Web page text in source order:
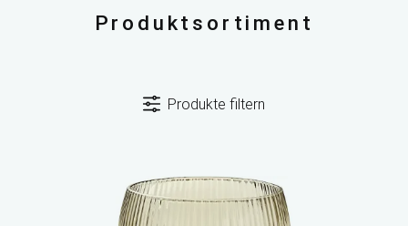
Produktsortiment
Produkte filtern